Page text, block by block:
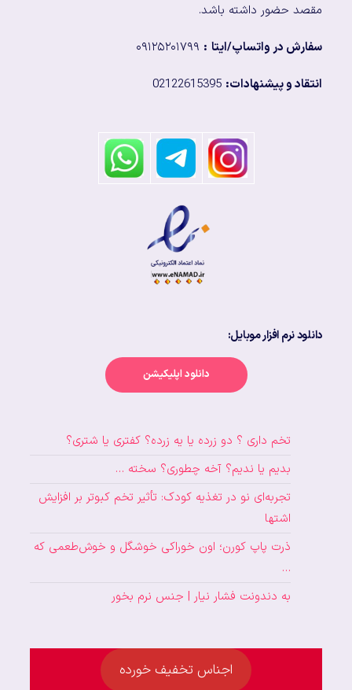
مقصد حضور داشته باشد.
سفارش در واتساپ/ایتا :
انتقاد و پیشنهادات:
دانلود نرم افزار موبایل:
دانلود اپلیکیشن
تخم داری ؟ دو زرده یا یه زرده؟ کفتری یا شتری؟
بدیم یا ندیم؟ آخه چطوری؟ سخته …
تجربه‌ای نو در تغذیه کودک: تأثیر تخم کبوتر بر افزایش
اشتها
ذرت پاپ کورن؛ اون خوراکی خوشگل و خوش‌طعمی که
…
به دندونت فشار نیار | جنس نرم بخور
اجناس تخفیف خورده